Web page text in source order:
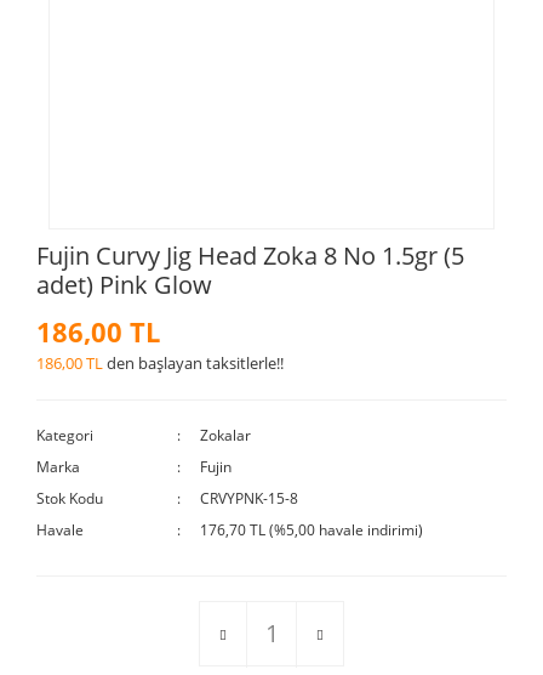
Fujin Curvy Jig Head Zoka 8 No 1.5gr (5
adet) Pink Glow
186,00 TL
186,00 TLden başlayan taksitlerle!!
Kategori
Zokalar
Marka
Fujin
Stok Kodu
CRVYPNK-15-8
Havale
176,70 TL (%5,00 havale indirimi)